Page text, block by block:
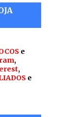
e
,
,
e